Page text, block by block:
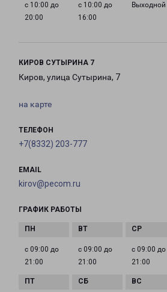
с 10:00 до
20:00
с 10:00 до
16:00
Выходной
КИРОВ СУТЫРИНА 7
Киров, улица Сутырина, 7
на карте
ТЕЛЕФОН
+7(8332) 203-777
EMAIL
kirov@pecom.ru
ГРАФИК РАБОТЫ
с 09:00 до
21:00
с 09:00 до
21:00
с 09:00 до
21:00